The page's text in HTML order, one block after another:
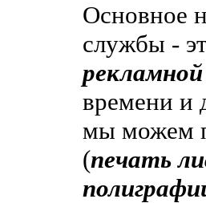
Основное
службы -
времени и
мы можем
(печать